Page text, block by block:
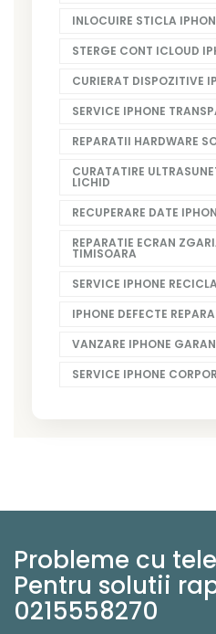
INLOCUIRE STICLA
STERGE CONT ICLOUD
CURIERAT DISPOZITIVE
SERVICE IPHONE
REPARATII HARDWARE
CURATATIRE
LICHID
RECUPERARE DATE
REPARATIE ECRAN
TIMISOARA
SERVICE IPHONE
IPHONE DEFECTE
VANZARE IPHONE
SERVICE IPHONE
Probleme cu
Pentru solutii
0215558270